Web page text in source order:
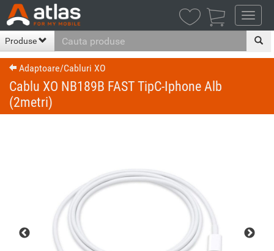
Produse
Adaptoare/Cabluri XO
Cablu XO NB189B FAST TipC-Iphone Alb
(2metri)